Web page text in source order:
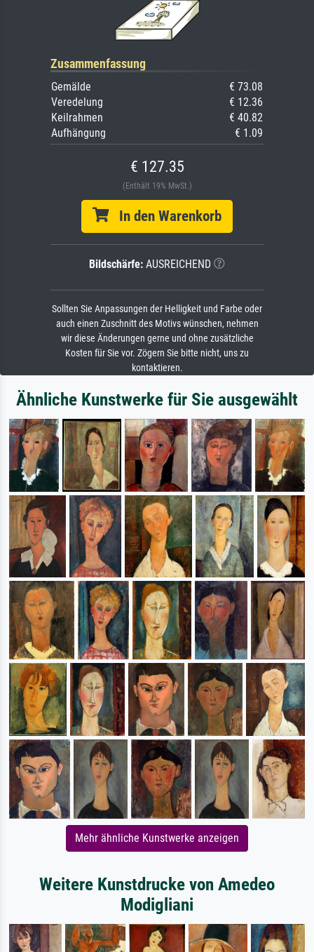
Zusammenfassung
Gemälde
€ 73.08
Veredelung
€ 12.36
Keilrahmen
€ 40.82
Aufhängung
€ 1.09
€ 127.35
(Enthält 19% MwSt.)
In den Warenkorb
Bildschärfe: AUSREICHEND
Sollten Sie Anpassungen der Helligkeit und Farbe oder
auch einen Zuschnitt des Motivs wünschen, nehmen
wir diese Änderungen gerne und ohne zusätzliche
Kosten für Sie vor. Zögern Sie bitte nicht, uns zu
kontaktieren.
Ähnliche Kunstwerke für Sie ausgewählt
Mehr ähnliche Kunstwerke anzeigen
Weitere Kunstdrucke von Amedeo
Modigliani